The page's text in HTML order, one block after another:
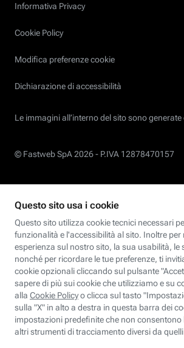
Informativa Privacy
Cookie Policy
Modifica preferenze cookie
Dichiarazione di accessibilità
Le immagini all’interno del sito sono
© Fastweb SpA 2026 - P.IVA 12878470157